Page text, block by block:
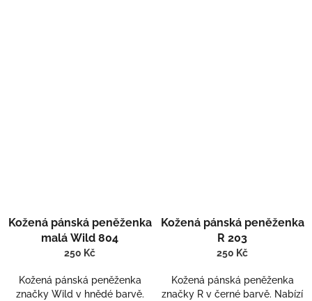
Kožená pánská peněženka
malá Wild 804
250 Kč
Kožená pánská peněženka
značky Wild v hnědé barvě.
Kožená pánská peněženka
R 203
250 Kč
Kožená pánská peněženka
značky R v černé barvě. Nabízí